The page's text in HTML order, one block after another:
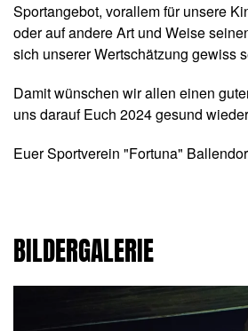
Sportangebot, vorallem für unsere
oder auf andere Art und Weise
sich unserer Wertschätzung gewiss
Damit wünschen wir allen einen
uns darauf Euch 2024 gesund
Euer Sportverein "Fortuna"
BILDERGALERIE